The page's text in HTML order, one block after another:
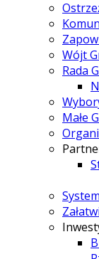
Wójt
Rada
Małe